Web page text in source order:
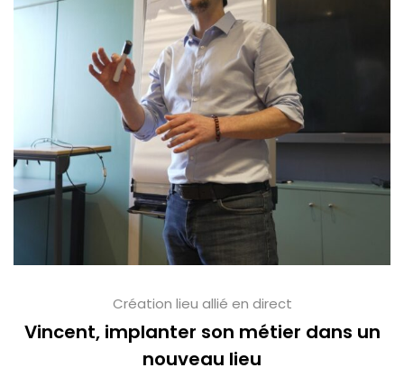
Création lieu allié en direct
Vincent, implanter son métier dans un
nouveau lieu